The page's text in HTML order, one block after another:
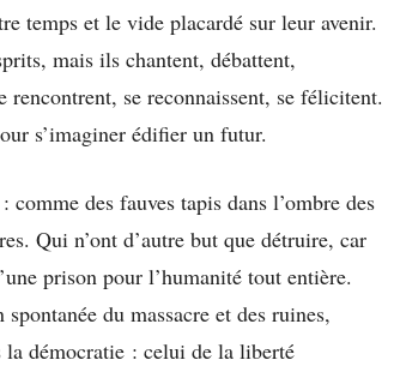
temps et le vide placardé sur leur avenir.
mais ils chantent, débattent,
se reconnaissent, se félicitent.
s’imaginer édifier un futur.
des fauves tapis dans l’ombre des
Qui n’ont d’autre but que détruire, car
prison pour l’humanité tout entière.
du massacre et des ruines,
la démocratie : celui de la liberté